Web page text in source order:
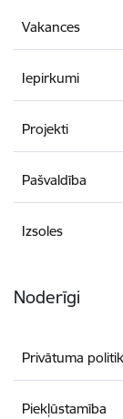
Vakances
Iepirkumi
Projekti
Pašvaldība
Izsoles
Noderīgi
Privātuma
Piekļūstamība